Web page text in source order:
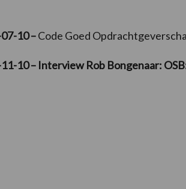
10 –Code Goed
10 – Interview Rob Bongenaar: